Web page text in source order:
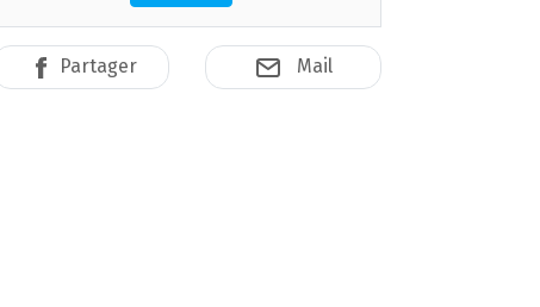
Partager Mail